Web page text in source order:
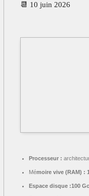
📆 10 juin 2026
Processeur :
Mémoire vive (RAM) :
Espace disque :100